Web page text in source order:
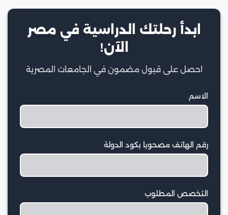
ابدأ رحلتك الدراسية في مصر
الآن!
احصل على قبول مضمون في الجامعات المصرية
الاسم
رقم الهاتف مصحوبا بكود الدولة
التخصص المطلوب